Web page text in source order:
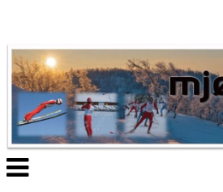
Veksle
navigasjon